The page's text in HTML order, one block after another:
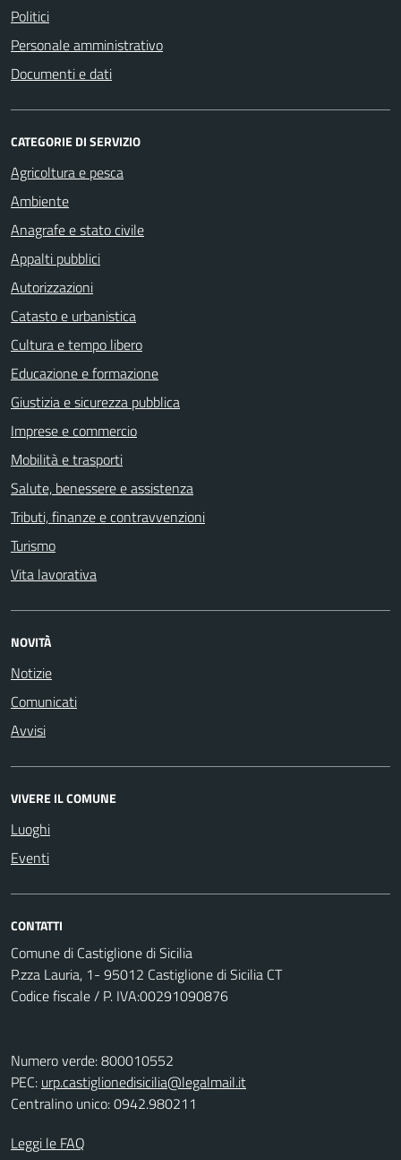
Politici
Personale amministrativo
Documenti e dati
CATEGORIE DI SERVIZIO
Agricoltura e pesca
Ambiente
Anagrafe e stato civile
Appalti pubblici
Autorizzazioni
Catasto e urbanistica
Cultura e tempo libero
Educazione e formazione
Giustizia e sicurezza pubblica
Imprese e commercio
Mobilità e trasporti
Salute, benessere e assistenza
Tributi, finanze e contravvenzioni
Turismo
Vita lavorativa
NOVITÀ
Notizie
Comunicati
Avvisi
VIVERE IL COMUNE
Luoghi
Eventi
CONTATTI
Comune di Castiglione di Sicilia
P.zza Lauria, 1- 95012 Castiglione di Sicilia CT
Codice fiscale / P. IVA:00291090876
Numero verde: 800010552
PEC: urp.castiglionedisicilia@legalmail.it
Centralino unico: 0942.980211
Leggi le FAQ